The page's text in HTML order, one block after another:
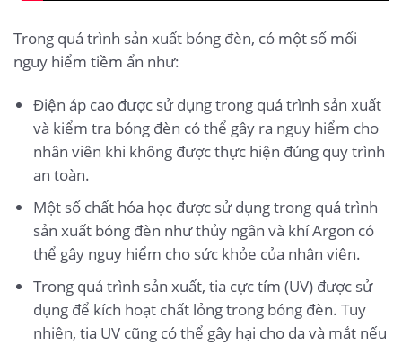
Trong quá trình sản xuất bóng đèn, có một số mối
nguy hiểm tiềm ẩn như:
Điện áp cao được sử dụng trong quá trình sản xuất
và kiểm tra bóng đèn có thể gây ra nguy hiểm cho
nhân viên khi không được thực hiện đúng quy trình
an toàn.
Một số chất hóa học được sử dụng trong quá trình
sản xuất bóng đèn như thủy ngân và khí Argon có
thể gây nguy hiểm cho sức khỏe của nhân viên.
Trong quá trình sản xuất, tia cực tím (UV) được sử
dụng để kích hoạt chất lỏng trong bóng đèn. Tuy
nhiên, tia UV cũng có thể gây hại cho da và mắt nếu